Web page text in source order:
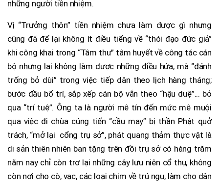
những người tiền nhiệm.
Vị “Trưởng thôn” tiền nhiệm chưa làm được gì nhưng
cũng đã để lại không ít điều tiếng về “thói đạo đức giả”
khi công khai trong “Tâm thư” tâm huyết về công tác cán
bộ nhưng lại không làm được những điều hứa, mà “đánh
trống bỏ dùi” trong việc tiếp dân theo lịch hàng tháng;
bước đầu bố trí, sắp xếp cán bộ vẫn theo “hậu duệ”... bỏ
qua “trí tuệ”. Ông ta là người mê tín đến mức mê muội
qua việc đi chùa cúng tiến “cầu may” bị thần Phật quở
trách, “mở lại cổng trụ sở”, phát quang thảm thực vật là
di sản thiên nhiên ban tặng trên đồi trụ sở có hàng trăm
năm nay chỉ còn trơ lại những cây lưu niên cổ thụ, không
còn nơi cho cò, vạc, các loại chim về trú ngụ, làm cho dân